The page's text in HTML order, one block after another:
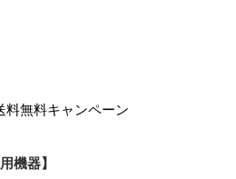
料無料キャンペーン
機器】